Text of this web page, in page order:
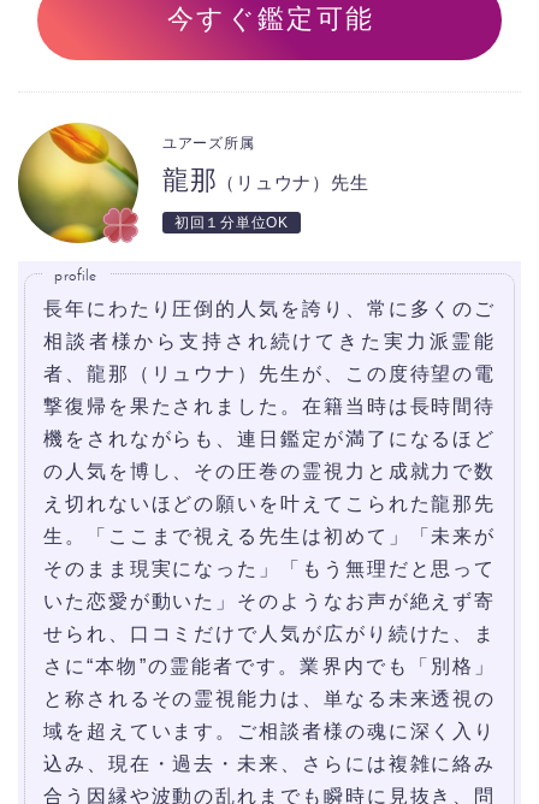
今すぐ鑑定可能
龍那 （リュウナ）先生
ユアーズ所属
初回１分単位OK
profile
長年にわたり圧倒的人気を誇り、常に多くのご
相談者様から支持され続けてきた実力派霊能
者、龍那（リュウナ）先生が、この度待望の電
撃復帰を果たされました。在籍当時は長時間待
機をされながらも、連日鑑定が満了になるほど
の人気を博し、その圧巻の霊視力と成就力で数
え切れないほどの願いを叶えてこられた龍那先
生。「ここまで視える先生は初めて」「未来が
そのまま現実になった」「もう無理だと思って
いた恋愛が動いた」そのようなお声が絶えず寄
せられ、口コミだけで人気が広がり続けた、ま
さに“本物”の霊能者です。業界内でも「別格」
と称されるその霊視能力は、単なる未来透視の
域を超えています。ご相談者様の魂に深く入り
込み、現在・過去・未来、さらには複雑に絡み
合う因縁や波動の乱れまでも瞬時に見抜き、問